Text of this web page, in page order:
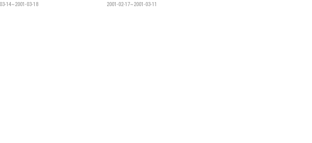
14~2001-03-18 2001-02-17~2001-03-11